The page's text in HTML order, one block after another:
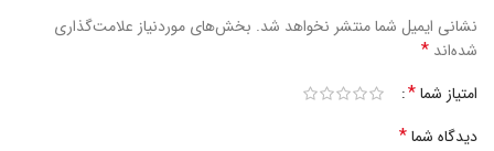
نشانی ایمیل شما منتشر نخواهد شد. بخش‌های موردنیاز علامت‌گذاری
شده‌اند *
امتیاز شما*
دیدگاه شما*